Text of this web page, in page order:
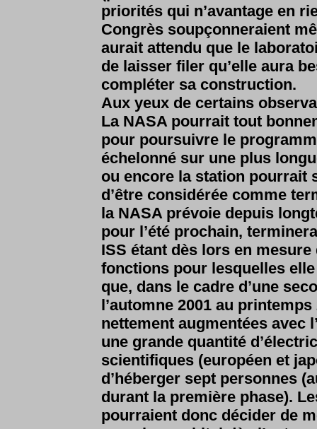
priorités qui n’avantage en
Congrès soupçonneraient
aurait attendu que le
de laisser filer qu’elle aura
compléter sa construction.
Aux yeux de certains
La NASA pourrait tout
pour poursuivre le
échelonné sur une plus
ou encore la station pourrait
d’être considérée comme
la NASA prévoie depuis
pour l’été prochain,
ISS étant dès lors en
fonctions pour lesquelles
que, dans le cadre d’une
l’automne 2001 au
nettement augmentées avec
une grande quantité
scientifiques (européen et
d’héberger sept personnes
durant la première phase).
pourraient donc décider de